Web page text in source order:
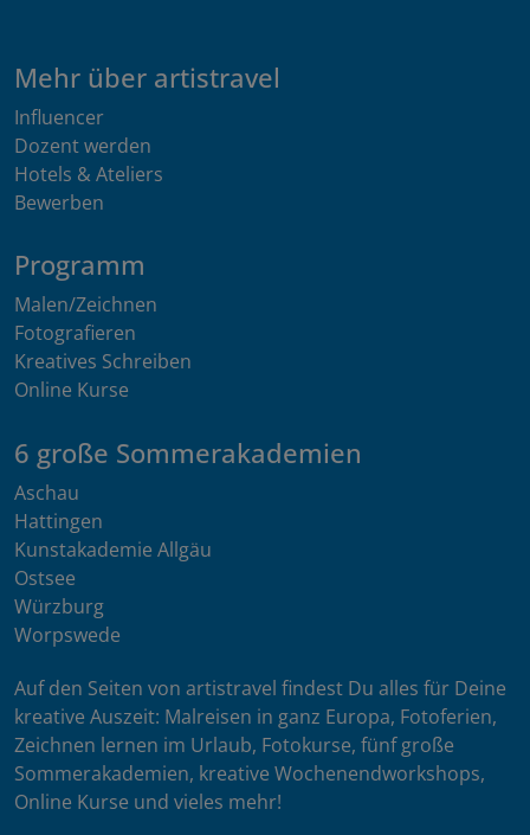
Mehr über artistravel
Influencer
Dozent werden
Hotels & Ateliers
Bewerben
Programm
Malen/Zeichnen
Fotografieren
Kreatives Schreiben
Online Kurse
6 große Sommerakademien
Aschau
Hattingen
Kunstakademie Allgäu
Ostsee
Würzburg
Worpswede
Auf den Seiten von artistravel findest Du alles für Deine
kreative Auszeit: Malreisen in ganz Europa, Fotoferien,
Zeichnen lernen im Urlaub, Fotokurse, fünf große
Sommerakademien, kreative Wochenendworkshops,
Online Kurse und vieles mehr!